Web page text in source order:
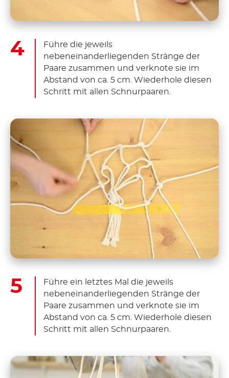
Führe die jeweils
nebeneinanderliegenden Stränge der
Paare zusammen und verknote sie im
Abstand von ca. 5 cm. Wiederhole diesen
Schritt mit allen Schnurpaaren.
Führe ein letztes Mal die jeweils
nebeneinanderliegenden Stränge der
Paare zusammen und verknote sie im
Abstand von ca. 5 cm. Wiederhole diesen
Schritt mit allen Schnurpaaren.